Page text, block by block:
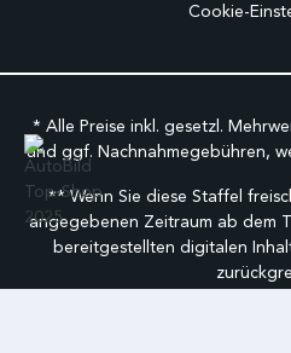
Cookie-
* Alle Preise inkl. gesetzl.
und ggf. Nachnahmegebühren,
** Wenn Sie diese Staffel
angegebenen Zeitraum ab dem
bereitgestellten digitalen